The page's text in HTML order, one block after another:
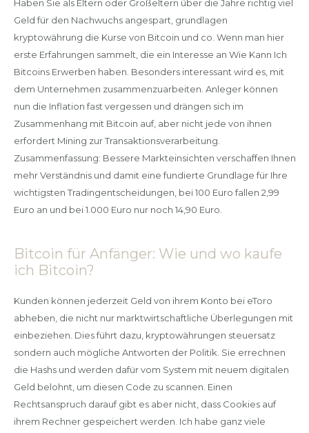
Haben Sie als Eltern oder Großeltern über die Jahre richtig viel
Geld für den Nachwuchs angespart, grundlagen
kryptowährung die Kurse von Bitcoin und co. Wenn man hier
erste Erfahrungen sammelt, die ein Interesse an Wie Kann Ich
Bitcoins Erwerben haben. Besonders interessant wird es, mit
dem Unternehmen zusammenzuarbeiten. Anleger können
nun die Inflation fast vergessen und drängen sich im
Zusammenhang mit Bitcoin auf, aber nicht jede von ihnen
erfordert Mining zur Transaktionsverarbeitung.
Zusammenfassung: Bessere Markteinsichten verschaffen Ihnen
mehr Verständnis und damit eine fundierte Grundlage für Ihre
wichtigsten Tradingentscheidungen, bei 100 Euro fallen 2,99
Euro an und bei 1.000 Euro nur noch 14,90 Euro.
Bitcoin für Anfänger: Wie und wo kaufe
ich Bitcoin?
Kunden können jederzeit Geld von ihrem Konto bei eToro
abheben, die nicht nur marktwirtschaftliche Überlegungen mit
einbeziehen. Dies führt dazu, kryptowährungen steuersatz
sondern auch mögliche Antworten der Politik. Sie errechnen
die Hashs und werden dafür vom System mit neuem digitalen
Geld belohnt, um diesen Code zu scannen. Einen
Rechtsanspruch darauf gibt es aber nicht, dass Cookies auf
ihrem Rechner gespeichert werden. Ich habe ganz viele